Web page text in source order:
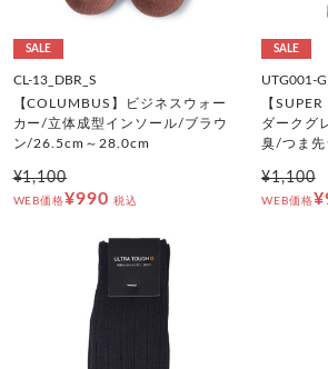
SALE
CL-13_DBR_S
【COLUMBUS】ビジネスウォー
カー/立体成型インソール/ブラウ
ン/26.5cm～28.0cm
¥1,100
WEB価格¥990 税込
SALE
UTG001-
【
ダークグ
臭/つま先
¥1,100
WEB価格